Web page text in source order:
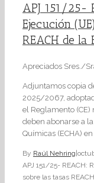
APJ 151/25-
Ejecución
REACH de la
Apreciados Sres./
Adjuntamos copia
2025/2067,
el Reglamento
deben abonarse a
Químicas (ECHA)
By Raúl Nehring
APJ 151/25- REACH:
sobre las tasas